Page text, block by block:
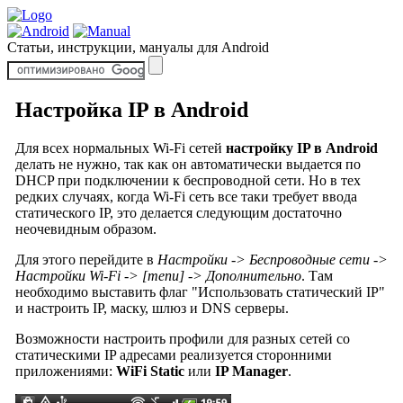
Статьи, инструкции, мануалы для Android
Настройка IP в Android
Для всех нормальных Wi-Fi сетей настройку IP в Android
делать не нужно, так как он автоматически выдается по
DHCP при подключении к беспроводной сети. Но в тех
редких случаях, когда Wi-Fi сеть все таки требует ввода
статического IP, это делается следующим достаточно
неочевидным образом.
Для этого перейдите в Настройки -> Беспроводные сети ->
Настройки Wi-Fi -> [menu] -> Дополнительно. Там
необходимо выставить флаг "Использовать статический IP"
и настроить IP, маску, шлюз и DNS серверы.
Возможности настроить профили для разных сетей со
статическими IP адресами реализуется сторонними
приложениями: WiFi Staticили IP Manager.